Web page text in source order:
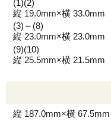
(1)(2)
縦 19.0mm×横 33.0mm
(3)～(8)
縦 23.0mm×横 23.0mm
(9)(10)
縦 25.5mm×横 21.5mm
縦 187.0mm×横 67.5mm